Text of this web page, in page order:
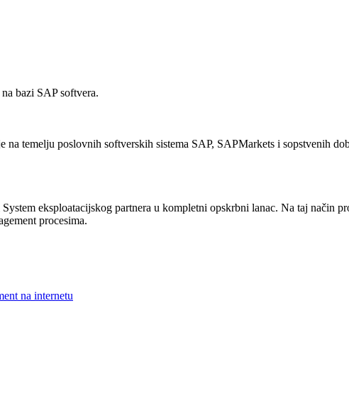
bazi SAP softvera.
temelju poslovnih softverskih sistema SAP, SAPMarkets i sopstvenih
eksploatacijskog partnera u kompletni opskrbni lanac. Na taj način
procesima.
na internetu